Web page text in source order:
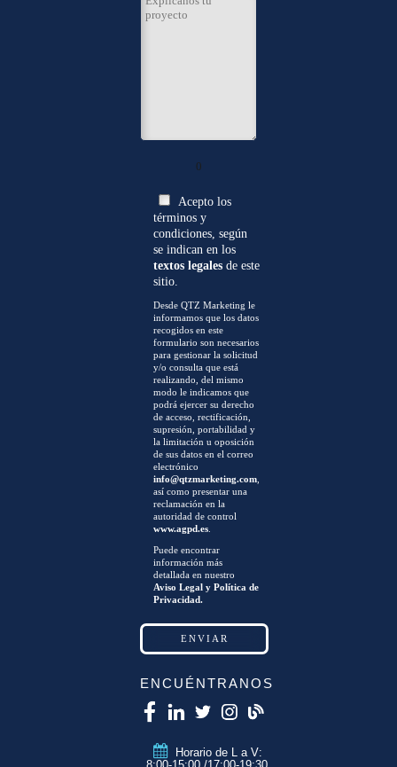
0
Acepto los
términos y
condiciones, según
se indican en los
textos legales de este
sitio.
Desde QTZ Marketing le
informamos que los datos
recogidos en este
formulario son necesarios
para gestionar la solicitud
y/o consulta que está
realizando, del mismo
modo le indicamos que
podrá ejercer su derecho
de acceso, rectificación,
supresión, portabilidad y
la limitación u oposición
de sus datos en el correo
electrónico
info@qtzmarketing.com
así como presentar una
reclamación en la
autoridad de control
www.agpd.es
Puede encontrar
información más
detallada en nuestro
Aviso Legal y Política de
Privacidad.
ENCUÉNTRANOS
Horario de L a V: